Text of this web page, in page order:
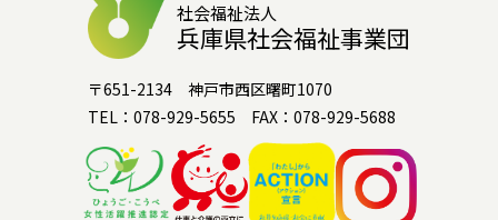
社会福祉法人
兵庫県社会福祉事業団
〒651-2134 神戸市西区曙町1070
TEL：078-929-5655 FAX：078-929-5688